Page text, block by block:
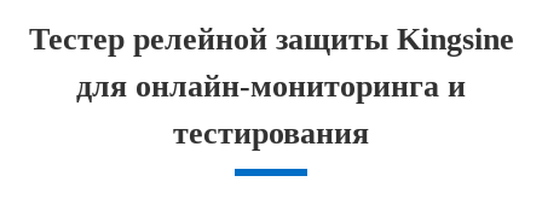
Тестер релейной защиты Kingsine
для онлайн-мониторинга и
тестирования